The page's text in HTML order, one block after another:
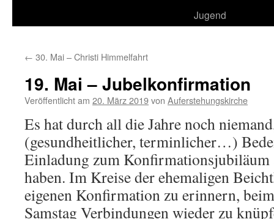
Jugend
← 30. Mai – Christi Himmelfahrt
19. Mai – Jubelkonfirmation
Veröffentlicht am 20. März 2019von Auferstehungskirche
Es hat durch all die Jahre noch
(gesundheitlicher, terminlicher…)
Einladung zum Konfirmationsjubiläum
haben. Im Kreise der ehemaligen
eigenen Konfirmation zu erinnern,
Samstag Verbindungen wieder zu